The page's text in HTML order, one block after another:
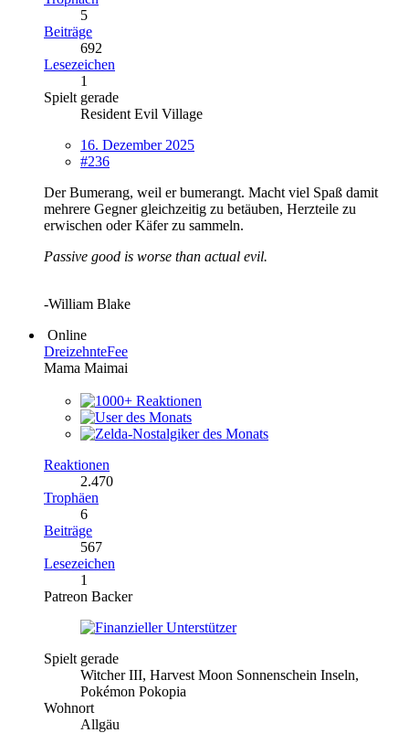
5
Beiträge
692
Lesezeichen
1
Spielt gerade
Resident Evil Village
16. Dezember 2025
#236
Der Bumerang, weil er bumerangt. Macht viel Spaß damit
mehrere Gegner gleichzeitig zu betäuben, Herzteile zu
erwischen oder Käfer zu sammeln.
Passive good is worse than actual evil.
-William Blake
Online
DreizehnteFee
Mama Maimai
Reaktionen
2.470
Trophäen
6
Beiträge
567
Lesezeichen
1
Patreon Backer
Spielt gerade
Witcher III, Harvest Moon Sonnenschein Inseln,
Pokémon Pokopia
Wohnort
Allgäu